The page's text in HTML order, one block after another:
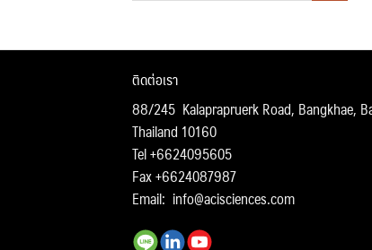
ติดต่อเรา
88/245 Kalaprapruerk Road, Bangkhae,
Thailand 10160
Tel +6624095605
Fax +6624087987
Email: info@acisciences.com